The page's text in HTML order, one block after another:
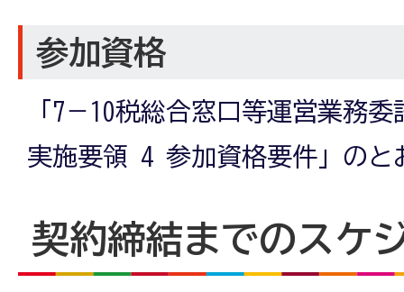
参加資格
「7－10税総合窓口等運営業務
実施要領 4 参加資格要件」のと
契約締結までのスケ